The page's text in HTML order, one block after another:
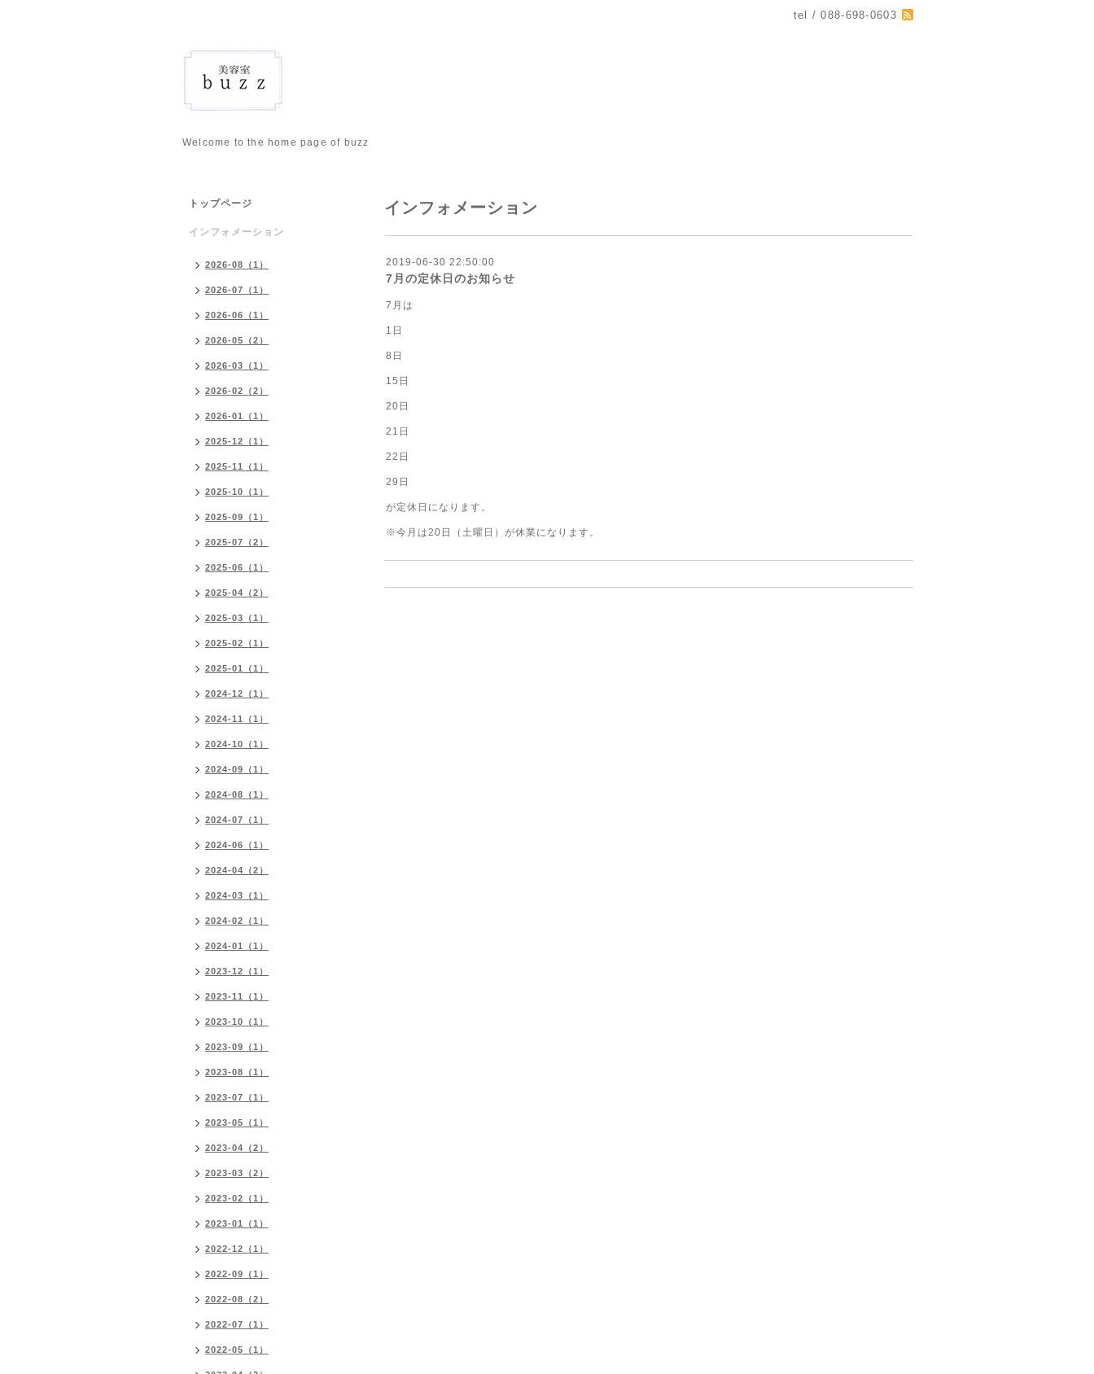
tel / 088-698-0603
Welcome to the home page of buzz
インフォメーション
2019-06-30 22:50:00
7月の定休日のお知らせ
7月は
1日
8日
15日
20日
21日
22日
29日
が定休日になります。
※今月は20日（土曜日）が休業になります。
トップページ
インフォメーション
2026-08（1）
2026-07（1）
2026-06（1）
2026-05（2）
2026-03（1）
2026-02（2）
2026-01（1）
2025-12（1）
2025-11（1）
2025-10（1）
2025-09（1）
2025-07（2）
2025-06（1）
2025-04（2）
2025-03（1）
2025-02（1）
2025-01（1）
2024-12（1）
2024-11（1）
2024-10（1）
2024-09（1）
2024-08（1）
2024-07（1）
2024-06（1）
2024-04（2）
2024-03（1）
2024-02（1）
2024-01（1）
2023-12（1）
2023-11（1）
2023-10（1）
2023-09（1）
2023-08（1）
2023-07（1）
2023-05（1）
2023-04（2）
2023-03（2）
2023-02（1）
2023-01（1）
2022-12（1）
2022-09（1）
2022-08（2）
2022-07（1）
2022-05（1）